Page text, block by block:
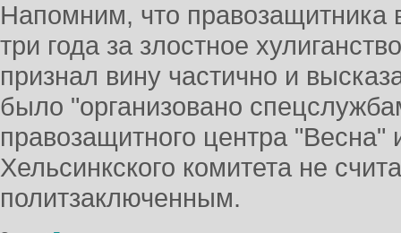
Напомним, что правозащитника
три года за злостное
признал вину частично и
было "организовано
правозащитного центра "Весна"
Хельсинкского комитета не
политзаключенным.